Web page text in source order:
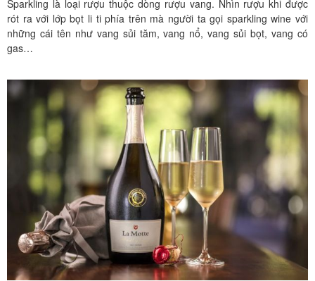
Sparkling là loại rượu thuộc dòng rượu vang. Nhìn rượu khi được
rót ra với lớp bọt li ti phía trên mà người ta gọi sparkling wine với
những cái tên như vang sủi tăm, vang nổ, vang sủi bọt, vang có
gas…